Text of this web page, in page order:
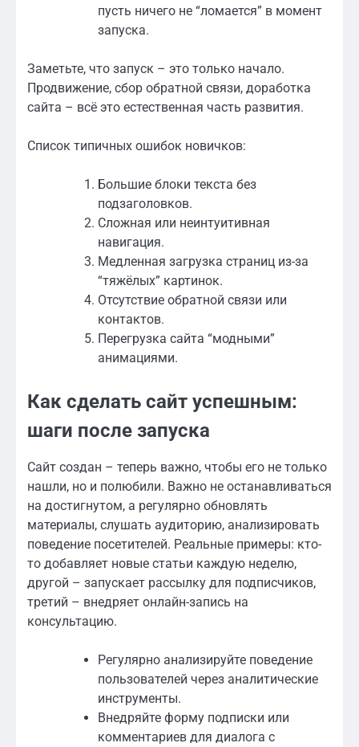
пусть ничего не “ломается” в момент
запуска.
Заметьте, что запуск – это только начало.
Продвижение, сбор обратной связи, доработка
сайта – всё это естественная часть развития.
Список типичных ошибок новичков:
Большие блоки текста без
подзаголовков.
Сложная или неинтуитивная
навигация.
Медленная загрузка страниц из-за
“тяжёлых” картинок.
Отсутствие обратной связи или
контактов.
Перегрузка сайта “модными”
анимациями.
Как сделать сайт успешным:
шаги после запуска
Сайт создан – теперь важно, чтобы его не только
нашли, но и полюбили. Важно не останавливаться
на достигнутом, а регулярно обновлять
материалы, слушать аудиторию, анализировать
поведение посетителей. Реальные примеры: кто-
то добавляет новые статьи каждую неделю,
другой – запускает рассылку для подписчиков,
третий – внедряет онлайн-запись на
консультацию.
Регулярно анализируйте поведение
пользователей через аналитические
инструменты.
Внедряйте форму подписки или
комментариев для диалога с